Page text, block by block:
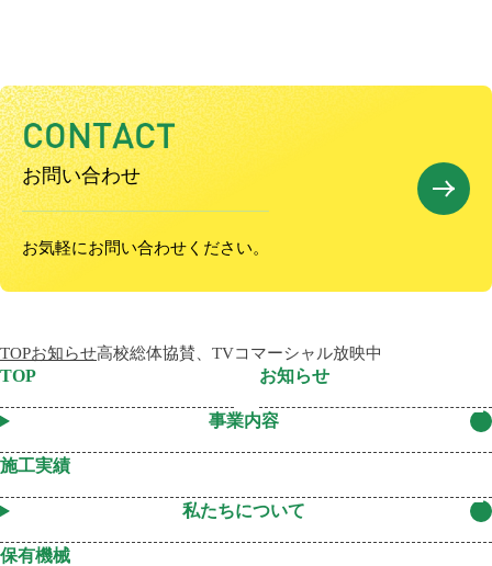
CONTACT
お問い合わせ
お気軽にお問い合わせください。
TOPお知らせ高校総体協賛、TVコマーシャル放映中
TOP お知らせ
事業内容
施工実績
私たちについて
保有機械